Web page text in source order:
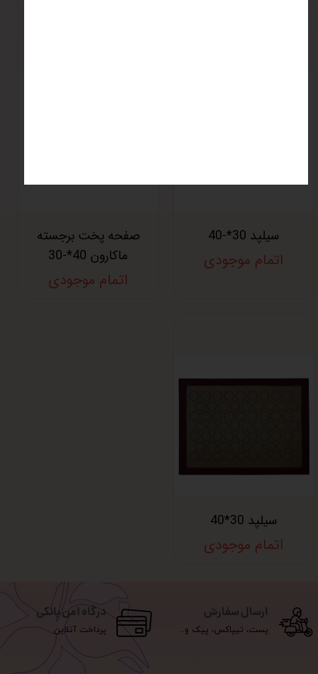
سیلپد 30*-40
اتمام موجودی
صفحه پخت برجسته
ماکارون 40*-30
اتمام موجودی
سیلپد 30*40
اتمام موجودی
ارسال سفارش
پست، تیپاکس، پیک و...
درگاه امن بانکی
پرداخت آنلاین